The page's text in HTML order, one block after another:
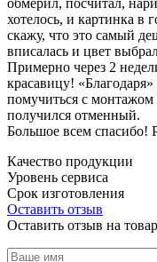
хотелось, и картинка в
скажу, что это самый
вписалась и цвет
Примерно через 2
красавицу!
помучиться с монтажом
получился отменный.
Большое всем спасибо!
Качество продукции
Уровень сервиса
Срок изготовления
Оставить отзыв
Оставить отзыв на